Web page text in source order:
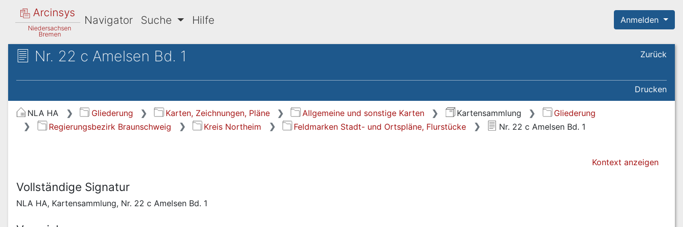
Arcinsys
Niedersachsen
Bremen
Navigator Suche Hilfe Anmelden
Nr. 22 c Amelsen Bd. 1 Zurück
Drucken
NLA HA Gliederung Karten, Zeichnungen, Pläne Allgemeine und sonstige Karten Kartensammlung
Gliederung
Regierungsbezirk Braunschweig
Kreis Northeim Feldmarken Stadt- und Ortspläne, Flurstücke Nr. 22 c Amelsen Bd. 1
Kontext anzeigen
Vollständige Signatur
NLA HA, Kartensammlung, Nr. 22 c Amelsen Bd. 1